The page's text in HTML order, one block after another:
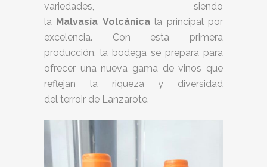
variedades, siendo
la Malvasía Volcánicala principal por
excelencia. Con esta primera
producción, la bodega se prepara para
ofrecer una nueva gama de vinos que
reflejan la riqueza y diversidad
del terroir de Lanzarote.